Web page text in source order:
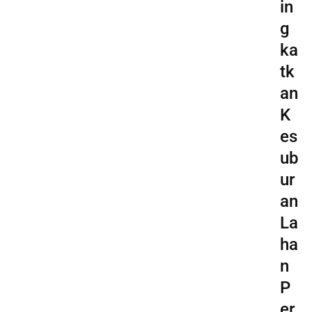
in
g
ka
tk
an
K
es
ub
ur
an
La
ha
n
P